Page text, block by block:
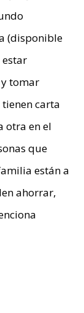
(disponible
tomar
carta
otra en el
que
están a
ahorrar,